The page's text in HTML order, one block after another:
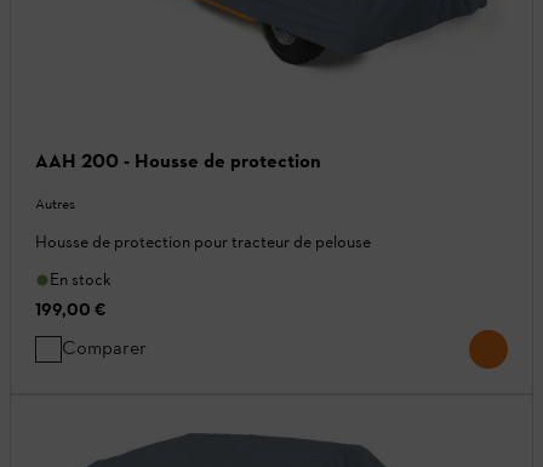
AAH 200 - Housse de protection
Autres
Housse de protection pour tracteur de pelouse
En stock
199,00 €
Comparer